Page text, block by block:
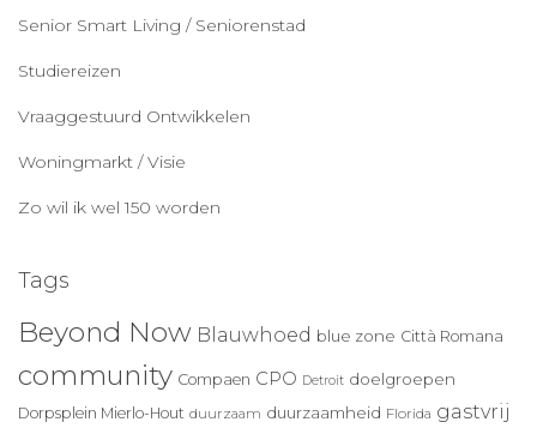
Senior Smart Living / Seniorenstad
Studiereizen
Vraaggestuurd Ontwikkelen
Woningmarkt / Visie
Zo wil ik wel 150 worden
Tags
Beyond Now Blauwhoed blue zone Città Romana
community Compaen CPO Detroit doelgroepen
Dorpsplein Mierlo-Hout duurzaam duurzaamheid Florida gastvrij